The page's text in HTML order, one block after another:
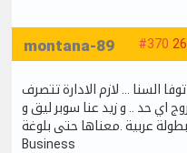
#370
montana-89
السنا ... لازم الادارة تتصرف
اي حد .. و زيد عنا سوبر ليق و
بطولة عربية .معناها حتى بلوغة
Business